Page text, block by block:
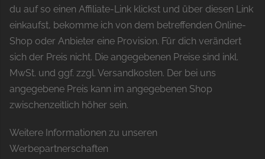
du auf so einen Affiliate-Link klickst und über diesen Link
einkaufst, bekomme ich von dem betreffenden Online-
Shop oder Anbieter eine Provision. Für dich verändert
sich der Preis nicht. Die angegebenen Preise sind inkl.
MwSt. und ggf. zzgl. Versandkosten. Der bei uns
angegebene Preis kann im angegebenen Shop
zwischenzeitlich höher sein.
Weitere Informationen zu unseren
Werbepartnerschaften